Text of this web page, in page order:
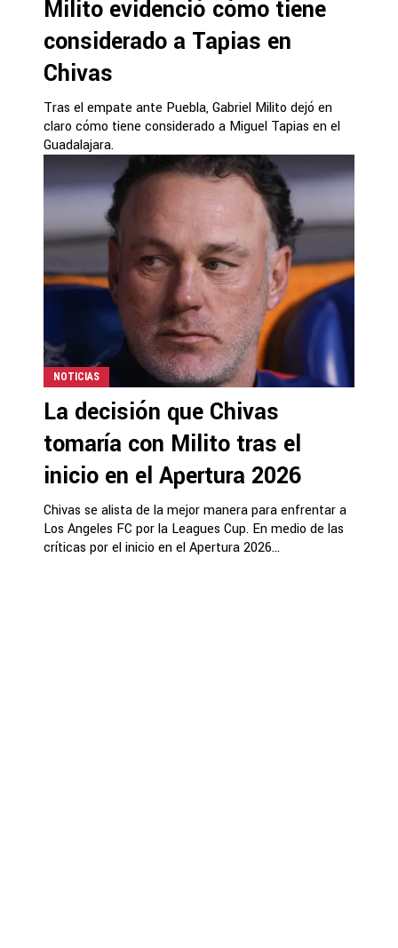
Milito evidenció cómo tiene
considerado a Tapias en
Chivas
Tras el empate ante Puebla, Gabriel Milito dejó en
claro cómo tiene considerado a Miguel Tapias en el
Guadalajara.
NOTICIAS
La decisión que Chivas
tomaría con Milito tras el
inicio en el Apertura 2026
Chivas se alista de la mejor manera para enfrentar a
Los Angeles FC por la Leagues Cup. En medio de las
críticas por el inicio en el Apertura 2026...